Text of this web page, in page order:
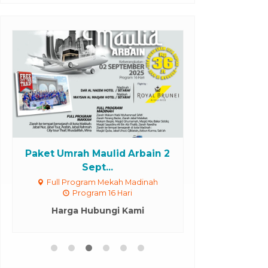
Paket Umrah Maulid Arbain 2
Sept...
Full Program Mekah Madinah
Program 16 Hari
Harga Hubungi Kami